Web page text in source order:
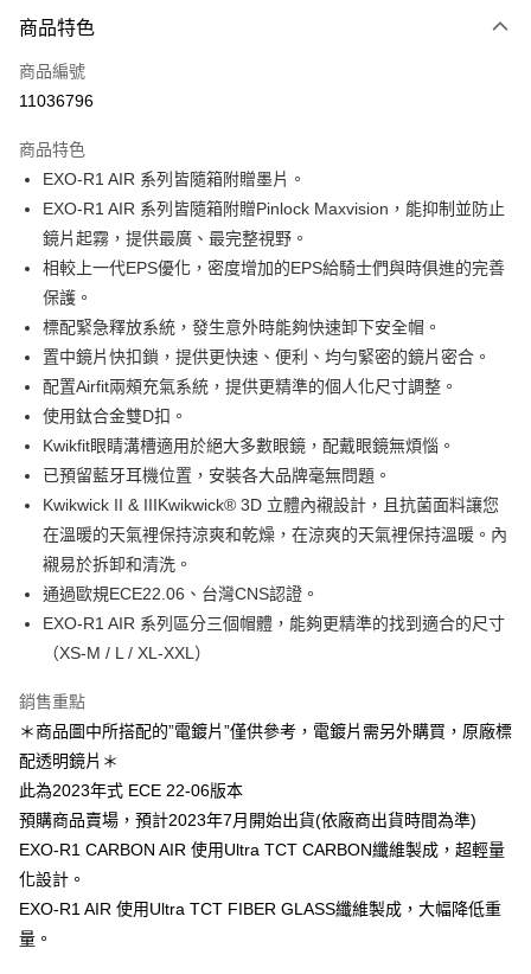
3 期 0 利率 每期
合作金庫商業銀行
上海商業儲蓄銀行
臺灣中小企業銀行
匯豐（台灣）商業銀行
華泰商業銀行
聯邦商業銀行
遠東國際商業銀行
元大商業銀行
永豐商業銀行
玉山商業銀行
星展（台灣）商業銀行
台灣樂天信用卡公司
超商取貨付款
LINE Pay
Apple Pay
街口支付
悠遊付
Google Pay
全盈+PAY
大哥付你分期
相關說明
1.本服務由台灣大哥大提供，台灣大哥大用戶可立即使用無須另外申請。
2.付款方式選擇「大哥付你分期」，訂單成立後會自動跳轉到大哥付的交易
流程，驗證手機門號後，選擇欲分期的期數、繳款截止日，確認付款後即完
成交易。
3.實際核准額度、可分期數及費用金額請依後續交易確認頁面所載為準。
4.訂單成立30分鐘內，如未前往確認交易或遇審核未通過，訂單將自動取
法說明評估內容。
【繳款方式說明】
1.分期款項不併入電信帳單，「大哥付你分期」於每月結算日後寄送繳費提
醒簡訊。
帳／街口支付／iPASS MONEY」等通路繳費。
【注意事項】
1.本服務係由「台灣大哥大股份有限公司」（以下簡稱本公司）所提供，讓
用戶於交易時，得透過本服務購買商品或服務，並由商店將買賣／分期付款
買賣價金債權讓與本公司後，依約使用本公司帳單繳交帳款。
資料（包含姓名、電話或地址）提供予台灣大哥大進項蒐集、處理及利用，
由本公司與您本人進行分期帳單所需資料之確認、核對及更正。
3.完整用戶服務條款，請詳閱以下連結： https://oppay.tw/userRule
AFTEE先享後付
相關說明
【關於「AFTEE先享後付」】
AFTEE先享後付是「在收到商品之後才付款」的支付方式。 讓您購物簡單
便利好安心！
１．簡單：不需註冊會員、不需綁卡、不需儲值。
２．便利：只要手機號碼，簡訊認證，即可結帳。
【「AFTEE先享後付」結帳流程】
結帳頁面，進行簡訊認證並確認金額後，即可完成結帳。
３．收到繳費通知簡訊後14天內，點擊此簡訊中的連結，可透過四大超商／
ATM／網路銀行／等多元方式進行付款，方視為交易完成。
※ 請注意：結帳手續完成當下不需立刻繳費，但若您需要取消訂單，請聯絡
購買商品的店家。未經商家同意取消之訂單仍視為有效，需透過AFTEE先享
後付繳納相關費用。
※ 交易是否成功請以「AFTEE先享後付 」之結帳頁面顯示為準，若有關於
客戶支援中心」
【注意事項】
１．透過由恩沛科技股份有限公司提供之「AFTEE先享後付」服務完成之交
全家取貨付款
每筆NT$80，滿NT$1,999(含以上)免運費
付款後全家取貨
每筆NT$80，滿NT$1,999(含以上)免運費
7-11取貨付款
每筆NT$80，滿NT$1,999(含以上)免運費
付款後7-11取貨
每筆NT$80，滿NT$1,999(含以上)免運費
商品特色
商品編號
11036796
商品特色
EXO-R1 AIR 系列皆隨箱附贈墨片。
EXO-R1 AIR 系列皆隨箱附贈Pinlock Maxvision，能抑制並防止
鏡片起霧，提供最廣、最完整視野。
相較上一代EPS優化，密度增加的EPS給騎士們與時俱進的完善
保護。
標配緊急釋放系統，發生意外時能夠快速卸下安全帽。
置中鏡片快扣鎖，提供更快速、便利、均勻緊密的鏡片密合。
配置Airfit兩頰充氣系統，提供更精準的個人化尺寸調整。
使用鈦合金雙D扣。
Kwikfit眼睛溝槽適用於絕大多數眼鏡，配戴眼鏡無煩惱。
已預留藍牙耳機位置，安裝各大品牌毫無問題。
Kwikwick II & IIIKwikwick® 3D 立體內襯設計，且抗菌面料讓您
在溫暖的天氣裡保持涼爽和乾燥，在涼爽的天氣裡保持溫暖。內
襯易於拆卸和清洗。
通過歐規ECE22.06、台灣CNS認證。
EXO-R1 AIR 系列區分三個帽體，能夠更精準的找到適合的尺寸
（XS-M / L / XL-XXL）
銷售重點
＊商品圖中所搭配的”電鍍片”僅供參考，電鍍片需另外購買，原廠標
配透明鏡片＊
此為2023年式 ECE 22-06版本
預購商品賣場，預計2023年7月開始出貨(依廠商出貨時間為準)
EXO-R1 CARBON AIR 使用Ultra TCT CARBON纖維製成，超輕量
化設計。
EXO-R1 AIR 使用Ultra TCT FIBER GLASS纖維製成，大幅降低重
量。